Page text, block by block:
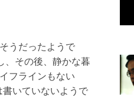
うだったようで
、その後、静かな暮
フラインもない
書いていないようで